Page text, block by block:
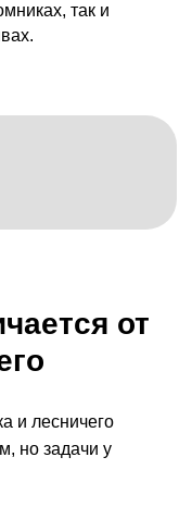
так и
от
и лесничего
но задачи у